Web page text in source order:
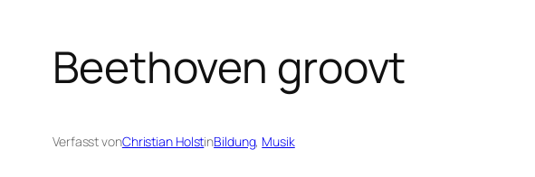
Beethoven groovt
Verfasst vonChristian HolstinBildung, Musik